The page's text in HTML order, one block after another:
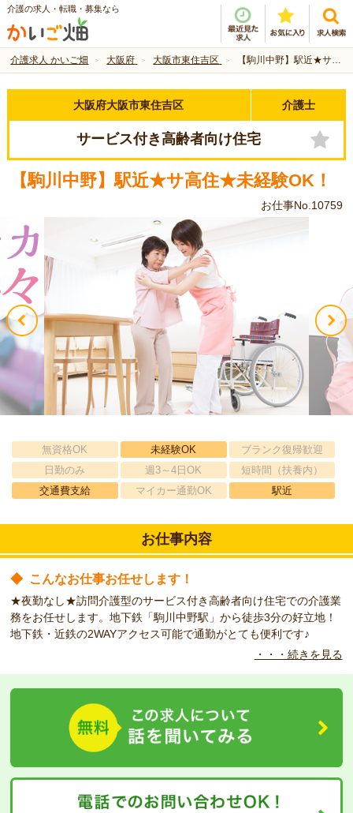
介護の求人・転職・募集なら
介護求人 かいご畑 大阪府 大阪市東住吉区 【駒川中野】駅近★サ高住★未経験OK！
大阪府大阪市東住吉区 介護士
サービス付き高齢者向け住宅
【駒川中野】駅近★サ高住★未経験OK！
お仕事No.10759
無資格OK 未経験OK
ブランク復帰歓迎
日勤のみ
週3～4日OK
短時間（扶養内）
交通費支給
マイカー通勤OK 駅近
お仕事内容
◆ こんなお仕事お任せします！
★夜勤なし★訪問介護型のサービス付き高齢者向け住宅での介護業
務をお任せします。地下鉄「駒川中野駅」から徒歩3分の好立地！
地下鉄・近鉄の2WAYアクセス可能で通勤がとても便利です♪
礎を学んでいただけますので、気になることがあればご質問くださ
・・・続きを見る